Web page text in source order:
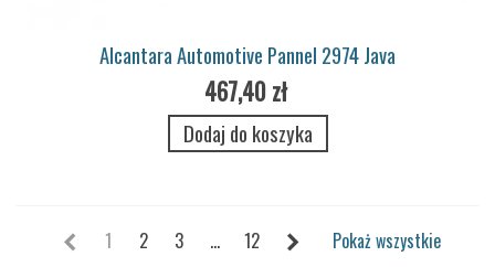
Alcantara Automotive Pannel 2974 Java
467,40 zł
Dodaj do koszyka
1 2 3 ... 12
Pokaż wszystkie